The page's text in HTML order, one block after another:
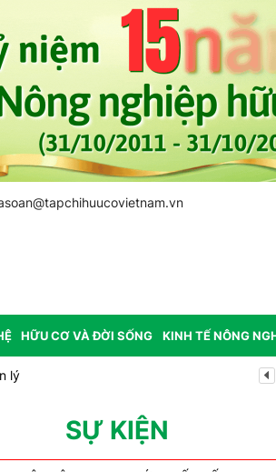
HỮU CƠ VÀ ĐỜI SỐNG KINH TẾ NÔNG
lý
SỰ KIỆN